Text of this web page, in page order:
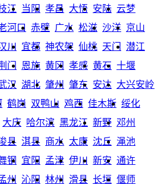
江 当阳 孝昌 大悟 安陆 云梦
河口 赤壁 广水 松滋 沙洋 京山
川 宜都 神农架 仙桃 天门
潜江
门 恩施 黄冈 孝感 黄石 十堰
汉 湖北 肇州 肇东 安达 大兴安岭
鹤岗 双鸭山 鸡西 佳木斯 绥化
大庆 哈尔滨 黑龙江 新野 邓州
县 淇县 商水 太康 沈丘 渑池
钢 宜阳 孟津 伊川 新安 通许
州 沁阳 林州 滑县 长垣 偃师